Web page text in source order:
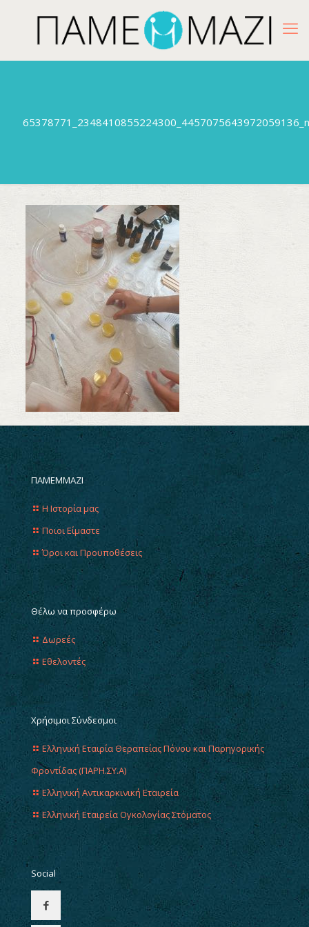
65378771_2348410855224300_4457075643972059136_n
ΠΑΜΕΜΜΑΖΙ
Η Ιστορία μας
Ποιοι Είμαστε
Όροι και Προϋποθέσεις
Θέλω να προσφέρω
Δωρεές
Εθελοντές
Χρήσιμοι Σύνδεσμοι
Ελληνική Εταιρία Θεραπείας Πόνου και Παρηγορικής
Φροντίδας (ΠΑΡΗ.ΣΥ.Α)
Ελληνική Αντικαρκινική Εταιρεία
Ελληνική Εταιρεία Ογκολογίας Στόματος
Social